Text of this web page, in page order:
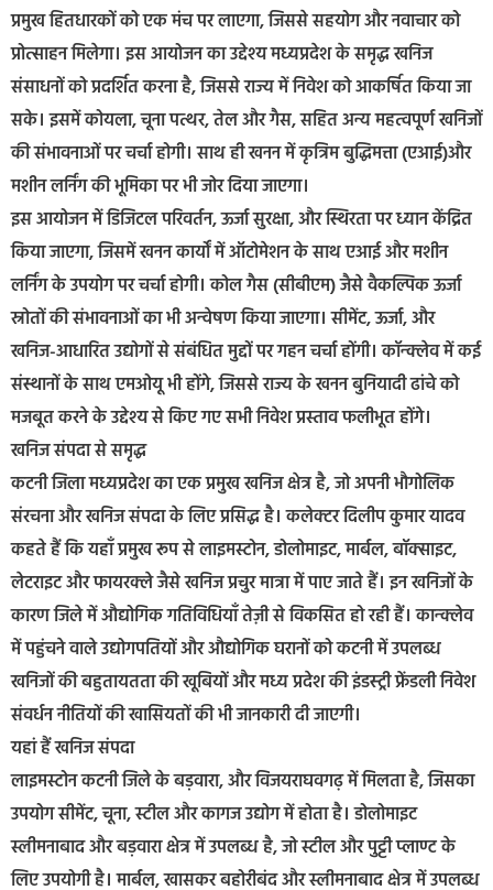
प्रमुख हितधारकों को एक मंच पर लाएगा, जिससे सहयोग और नवाचार को
प्रोत्साहन मिलेगा। इस आयोजन का उद्देश्य मध्यप्रदेश के समृद्ध खनिज
संसाधनों को प्रदर्शित करना है, जिससे राज्य में निवेश को आकर्षित किया जा
सके। इसमें कोयला, चूना पत्थर, तेल और गैस, सहित अन्य महत्वपूर्ण खनिजों
की संभावनाओं पर चर्चा होगी। साथ ही खनन में कृत्रिम बुद्धिमत्ता (एआई)और
मशीन लर्निंग की भूमिका पर भी जोर दिया जाएगा।
इस आयोजन में डिजिटल परिवर्तन, ऊर्जा सुरक्षा, और स्थिरता पर ध्यान केंद्रित
किया जाएगा, जिसमें खनन कार्यों में ऑटोमेशन के साथ एआई और मशीन
लर्निंग के उपयोग पर चर्चा होगी। कोल गैस (सीबीएम) जैसे वैकल्पिक ऊर्जा
स्रोतों की संभावनाओं का भी अन्वेषण किया जाएगा। सीमेंट, ऊर्जा, और
खनिज-आधारित उद्योगों से संबंधित मुद्दों पर गहन चर्चा होंगी। कॉन्क्लेव में कई
संस्थानों के साथ एमओयू भी होंगे, जिससे राज्य के खनन बुनियादी ढांचे को
मजबूत करने के उद्देश्य से किए गए सभी निवेश प्रस्ताव फलीभूत होंगे।
खनिज संपदा से समृद्ध
कटनी जिला मध्यप्रदेश का एक प्रमुख खनिज क्षेत्र है, जो अपनी भौगोलिक
संरचना और खनिज संपदा के लिए प्रसिद्ध है। कलेक्टर दिलीप कुमार यादव
कहते हैं कि यहाँ प्रमुख रूप से लाइमस्टोन, डोलोमाइट, मार्बल, बॉक्साइट,
लेटराइट और फायरक्ले जैसे खनिज प्रचुर मात्रा में पाए जाते हैं। इन खनिजों के
कारण जिले में औद्योगिक गतिविधियाँ तेज़ी से विकसित हो रही हैं। कान्क्लेव
में पहुंचने वाले उद्योगपतियों और औद्योगिक घरानों को कटनी में उपलब्ध
खनिजों की बहुतायतता की खूबियों और मध्य प्रदेश की इंडस्ट्री फ्रेंडली निवेश
संवर्धन नीतियों की खासियतों की भी जानकारी दी जाएगी।
यहां हैं खनिज संपदा
लाइमस्टोन कटनी जिले के बड़वारा, और विजयराघवगढ़ में मिलता है, जिसका
उपयोग सीमेंट, चूना, स्टील और कागज उद्योग में होता है। डोलोमाइट
स्लीमनाबाद और बड़वारा क्षेत्र में उपलब्ध है, जो स्टील और पुट्टी प्लाण्ट के
लिए उपयोगी है। मार्बल, खासकर बहोरीबंद और स्लीमनाबाद क्षेत्र में उपलब्ध